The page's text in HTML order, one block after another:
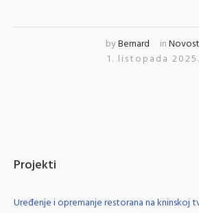
byBernard in
1. listopada 2025.
Projekti
Uređenje i opremanje restorana na kninskoj